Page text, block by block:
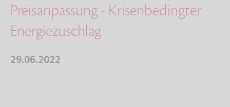
Preisanpassung - Krisenbedingter
Energiezuschlag
29.06.2022